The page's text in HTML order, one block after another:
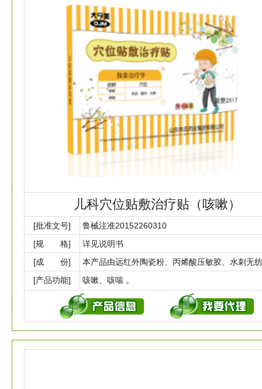
儿科穴位贴敷治疗贴（咳嗽）
[批准文号]
鲁械注准20152260310
[规 格]
详见说明书
[成 份]
[产品功能]
咳嗽、咳喘 。